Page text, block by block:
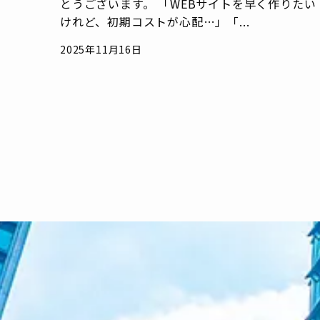
とうございます。 「WEBサイトを早く作りたい
けれど、初期コストが心配…」「...
2025年11月16日